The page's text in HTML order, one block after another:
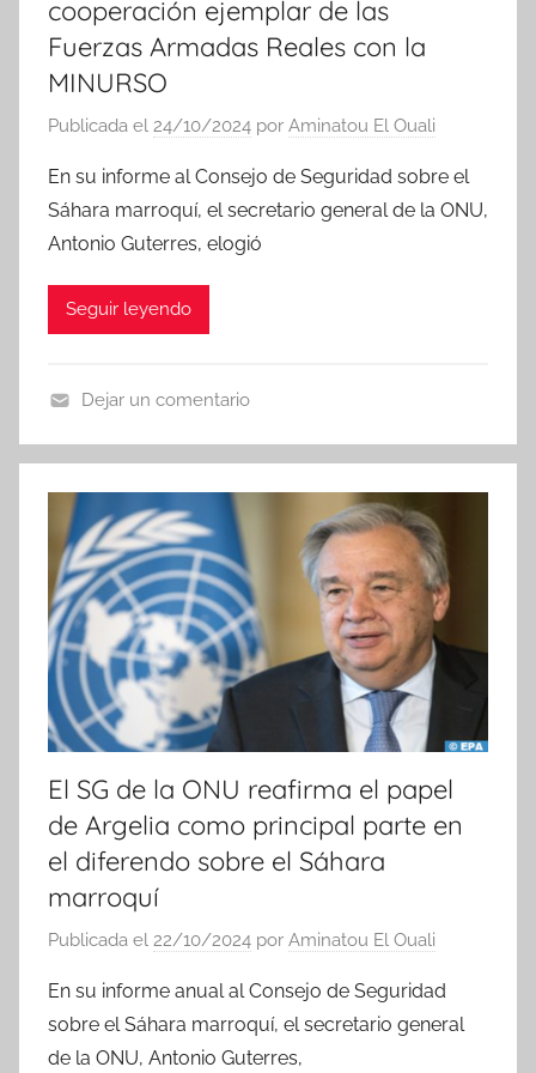
cooperación ejemplar de las
Fuerzas Armadas Reales con la
MINURSO
Publicada el 24/10/2024 por Aminatou El Ouali
En su informe al Consejo de Seguridad sobre el
Sáhara marroquí, el secretario general de la ONU,
Antonio Guterres, elogió
Seguir leyendo
o
t
a
s
Dejar un comentario
El SG de la ONU reafirma el papel
de Argelia como principal parte en
el diferendo sobre el Sáhara
marroquí
Publicada el 22/10/2024 por Aminatou El Ouali
En su informe anual al Consejo de Seguridad
sobre el Sáhara marroquí, el secretario general
de la ONU, Antonio Guterres,